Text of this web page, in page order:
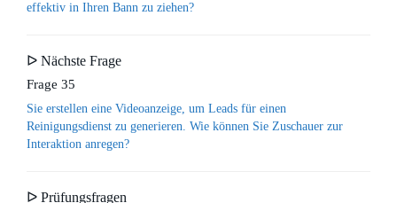
effektiv in Ihren Bann zu ziehen?
ᐅ Nächste Frage
Frage 35
Sie erstellen eine Videoanzeige, um Leads für einen
Reinigungsdienst zu generieren. Wie können Sie Zuschauer zur
Interaktion anregen?
ᐅ Prüfungsfragen